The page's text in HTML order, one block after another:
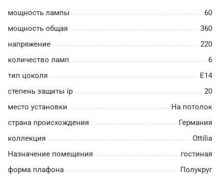
мощность лампы
60
мощность общая
360
напряжение
220
количество ламп
6
тип цоколя
E14
степень защиты ip
20
место установки
На потолок
страна происхождения
Германия
коллекция
Ottilia
Назначение помещения
гостиная
форма плафона
Полукруг